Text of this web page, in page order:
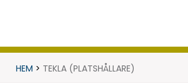
HEM > TEKLA (PLATSHÅLLARE)